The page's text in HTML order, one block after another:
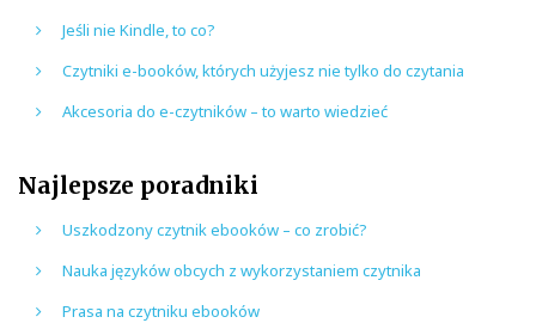
Jeśli nie Kindle, to co?
Czytniki e-booków, których użyjesz nie tylko do czytania
Akcesoria do e-czytników – to warto wiedzieć
Najlepsze poradniki
Uszkodzony czytnik ebooków – co zrobić?
Nauka języków obcych z wykorzystaniem czytnika
Prasa na czytniku ebooków